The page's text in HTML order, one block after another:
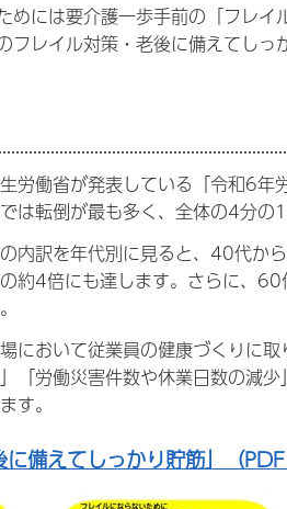
には要介護一歩手前の「フレ
レイル対策・老後に備えてしっ
労働省が発表している「令和6年
は転倒が最も多く、全体の4分の1
内訳を年代別に見ると、40代か
約4倍にも達します。さらに、
において従業員の健康づくりに
」「労働災害件数や休業日数の減
す。
備えてしっかり貯筋」（